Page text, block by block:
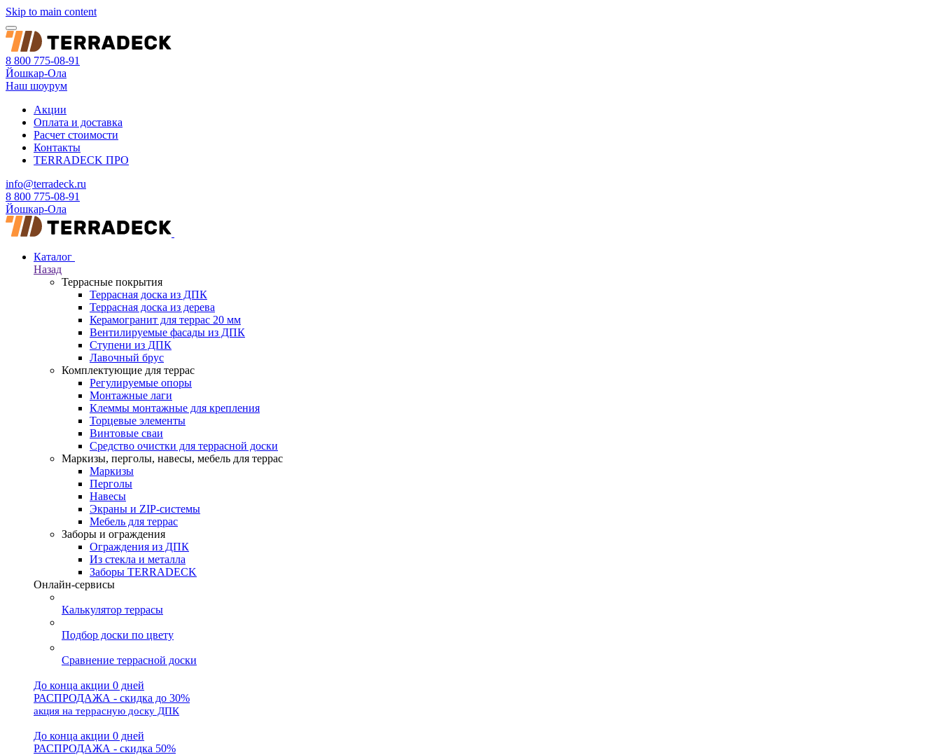
Skip to main content
8 800 775-08-91
Йошкар-Ола
Наш шоурум
Акции
Оплата и доставка
Расчет стоимости
Контакты
TERRADECK ПРО
info@terradeck.ru
8 800 775-08-91
Йошкар-Ола
Каталог
Назад
Террасные покрытия
Террасная доска из ДПК
Террасная доска из дерева
Керамогранит для террас 20 мм
Вентилируемые фасады из ДПК
Ступени из ДПК
Лавочный брус
Комплектующие для террас
Регулируемые опоры
Монтажные лаги
Клеммы монтажные для крепления
Торцевые элементы
Винтовые сваи
Средство очистки для террасной доски
Маркизы, перголы, навесы, мебель для террас
Маркизы
Перголы
Навесы
Экраны и ZIP-системы
Мебель для террас
Заборы и ограждения
Ограждения из ДПК
Из стекла и металла
Заборы TERRADECK
Онлайн-сервисы
Калькулятор террасы
Подбор доски по цвету
Сравнение террасной доски
До конца акции 0 дней
РАСПРОДАЖА - скидка до 30%
акция на террасную доску ДПК
До конца акции 0 дней
РАСПРОДАЖА - скидка 50%